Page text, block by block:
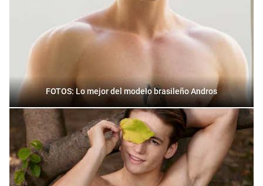
FOTOS: Lo mejor del modelo brasileño Andros